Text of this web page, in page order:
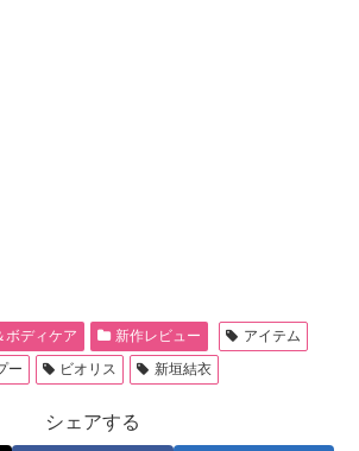
ボディケア 新作レビュー
アイテム
ー ビオリス 新垣結衣
シェアする